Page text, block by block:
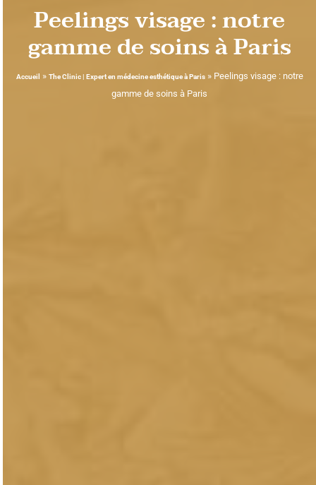
Peelings visage : notre
gamme de soins à Paris
Accueil » The Clinic | Expert en médecine esthétique à Paris» Peelings visage : notre
gamme de soins à Paris